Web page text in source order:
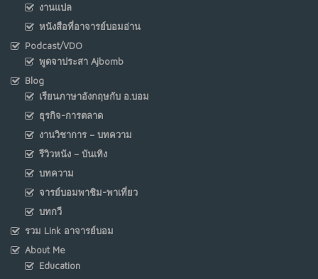
งานแปล
หนังสือที่อาจารย์บอมอ่าน
Podcast/VDO
พูดจาประสา Ajbomb
Blog
เรียนภาษาอังกฤษกับ อ.บอม
ธุรกิจ-การตลาด
งานวิชาการ – บทความ
รีวิวหนัง – บันเทิง
บทความ
จารย์บอมพาชิม-พาเที่ยว
บทกวี
รวม Link อาจารย์บอม
About Me
Education